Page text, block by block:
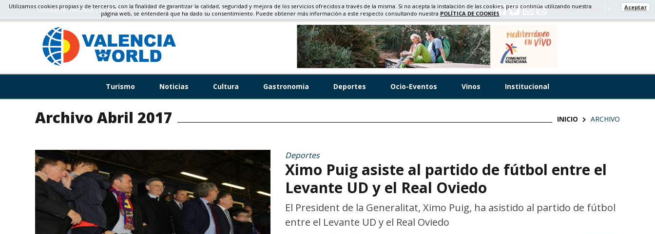
Descubre valencia El Tiempo GASTRONOMÍA, TURISMO, CULTURA Select Language
Turismo Noticias Cultura Gastronomia Deportes Ocio-Eventos Vinos Institucional
Archivo Abril 2017 INICIO ARCHIVO
Deportes
Ximo Puig asiste al partido de fútbol entre el
Levante UD y el Real Oviedo
El President de la Generalitat, Ximo Puig, ha asistido al partido de fútbol
entre el Levante UD y el Real Oviedo
Utilizamos cookies propias y de terceros, con la finalidad de garantizar la calidad, seguridad y mejora de los servicios ofrecidos a través de la misma. Si no acepta la instalación de las cookies, pero continúa utilizando nuestra
página web, se entenderá que ha dado su consentimiento. Puede obtener más información a este respecto consultando nuestra POLÍTICA DE COOKIES
Aceptar